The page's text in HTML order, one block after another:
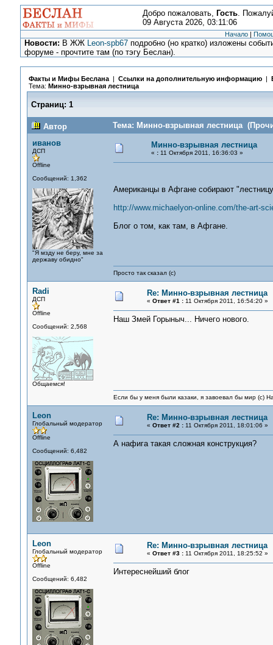
Добро пожаловать, Гость.
09 Августа 2026, 03:11:06
Начало |
Новости: В ЖЖ Leon-spb67 подробно (но кратко) изложены
форуме - прочтите там (по тэгу Беслан).
Факты и Мифы Беслана| Ссылки на дополнительную информацию|
Тема: Минно-взрывная лестница
Страниц: 1
Автор
Тема: Минно-взрывная лестница
иванов
ДСП
Offline
Сообщений: 1,362
"Я мзду не беру, мне за
державу обидно"
Минно-взрывная лестница
« :11 Октября 2011, 16:36:03 »
Американцы в Афгане собирают
http://www.michaelyon-online.com/the-art-
Блог о том, как там, в Афгане.
Просто так сказал (с)
Radi
ДСП
Offline
Сообщений: 2,568
Общаемся!
Re: Минно-взрывная лестница
« Ответ #1 :11 Октября 2011, 16:54:20 »
Наш Змей Горыныч... Ничего нового.
Если бы у меня были казаки, я завоевал бы мир (с)
Leon
Глобальный модератор
Offline
Сообщений: 6,482
Re: Минно-взрывная лестница
« Ответ #2 :11 Октября 2011, 18:01:06 »
А нафига такая сложная конструкция?
Leon
Глобальный модератор
Offline
Сообщений: 6,482
Re: Минно-взрывная лестница
« Ответ #3 :11 Октября 2011, 18:25:52 »
Интереснейший блог